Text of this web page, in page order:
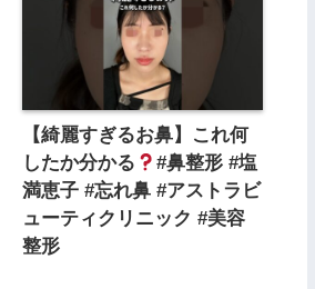
【綺麗すぎるお鼻】これ何
したか分かる
#鼻整形 #塩
満恵子 #忘れ鼻 #アストラビ
ューティクリニック #美容
整形